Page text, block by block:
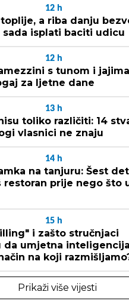
12 h
a riba danju
sada isplati baciti udicu
12 h
s tunom i
za ljetne dane
13 h
toliko različiti: 14
vlasnici ne znaju
14 h
na tanjuru: Šest
restoran prije nego što
15 h
i zašto stručnjaci
da umjetna
na koji
Prikaži više vijesti